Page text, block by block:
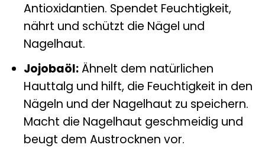
Antioxidantien. Spendet Feuchtigkeit,
nährt und schützt die Nägel und
Nagelhaut.
Jojobaöl:Ähnelt dem natürlichen
Hauttalg und hilft, die Feuchtigkeit in den
Nägeln und der Nagelhaut zu speichern.
Macht die Nagelhaut geschmeidig und
beugt dem Austrocknen vor.